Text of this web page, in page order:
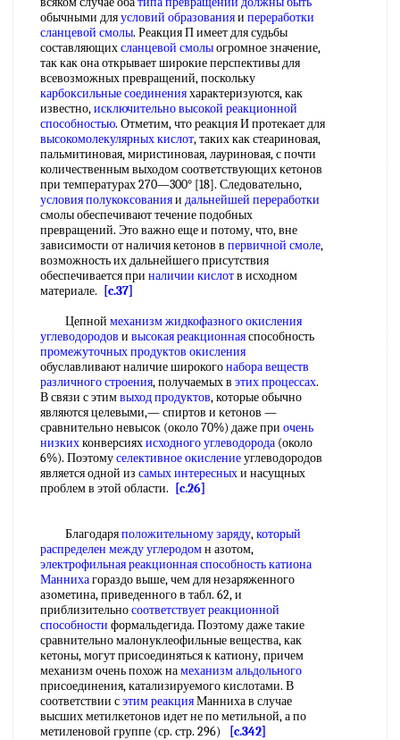
обычными дляусловий образованияи переработки
сланцевой смолы. Реакция П имеет для судьбы
составляющихсланцевой смолыогромное значение,
так как она открывает широкие перспективы для
всевозможных превращений, поскольку
карбоксильные соединенияхарактеризуются, как
известно,исключительно высокой реакционной
способностью. Отметим, что реакция И протекает для
высокомолекулярных кислот, таких как стеариновая,
пальмитиновая, миристиновая, лауриновая, с почти
количественным выходом соответствующих кетонов
при температурах 270—300° [18]. Следовательно,
условия полукоксованияи дальнейшей переработки
смолы обеспечивают течение подобных
превращений. Это важно еще и потому, что, вне
зависимости от наличия кетонов в первичной смоле,
возможность их дальнейшего присутствия
обеспечивается при наличии кислотв исходном
материале.
[c.37]
Цепной механизм жидкофазного окисления
углеводородов и высокая реакционнаяспособность
промежуточных продуктов окисления
обуславливают наличие широкогонабора веществ
различного строения, получаемых в этих процессах.
В связи с этимвыход продуктов, которые обычно
являются целевыми,— спиртов и кетонов —
сравнительно невысок (около 70%) даже при очень
низкихконверсияхисходного углеводорода (около
6%). Поэтомуселективное окислениеуглеводородов
является одной из самых интересныхи насущных
проблем в этой области.
[c.26]
Благодаряположительному заряду,который
распределен между углеродомн азотом,
электрофильная реакционная способностькатиона
Маннихагораздо выше, чем для незаряженного
азометина, приведенного в табл. 62, и
приблизительносоответствует реакционной
способности формальдегида. Поэтому даже такие
сравнительно малонуклеофильные вещества, как
кетоны, могут присоединяться к катиону, причем
механизм очень похож намеханизм альдольного
присоединения, катализируемого кислотами. В
соответствии сэтим реакцияМанниха в случае
высших метилкетонов идет не по метильной, а по
метиленовой группе (ср. стр. 296)
[c.342]